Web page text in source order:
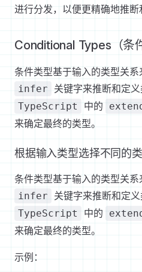
进行分发，以便更精确地推断
Conditional Types（条
条件类型基于输入的类型关
infer 关键字来推断和定
TypeScript 中的
来确定最终的类型。
根据输入类型选择不同的
条件类型基于输入的类型关
infer 关键字来推断和定
TypeScript 中的
来确定最终的类型。
示例：